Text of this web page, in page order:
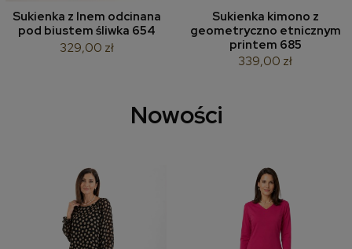
Sukienka z lnem odcinana
pod biustem śliwka 654
329,00 zł
Sukienka kimono z
geometryczno etnicznym
printem 685
339,00 zł
Nowości